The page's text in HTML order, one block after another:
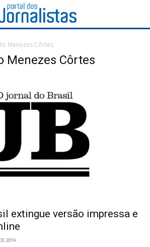
Menezes Côrtes
Menezes Côrtes
extingue versão impressa e
2019